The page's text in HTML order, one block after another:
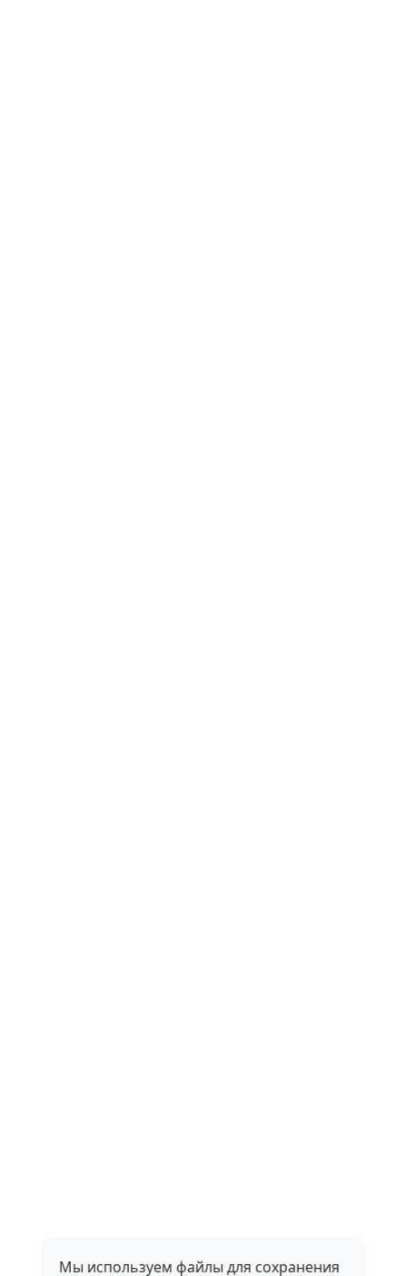
Мы используем файлы для сохранения